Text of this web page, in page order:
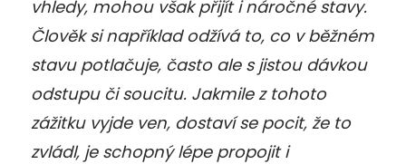
vhledy, mohou však přijít i náročné stavy.
Člověk si například odžívá to, co v běžném
stavu potlačuje, často ale s jistou dávkou
odstupu či soucitu. Jakmile z tohoto
zážitku vyjde ven, dostaví se pocit, že to
zvládl, je schopný lépe propojit i